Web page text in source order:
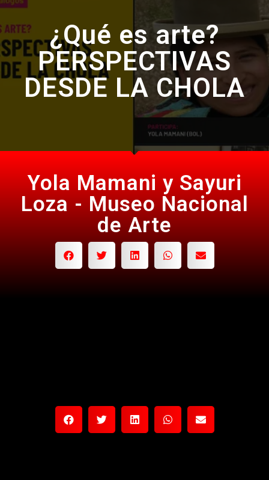
¿Qué es arte?
PERSPECTIVAS
DESDE LA CHOLA
Yola Mamani y Sayuri
Loza - Museo Nacional
de Arte